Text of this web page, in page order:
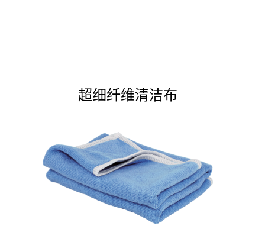
超细纤维清洁布